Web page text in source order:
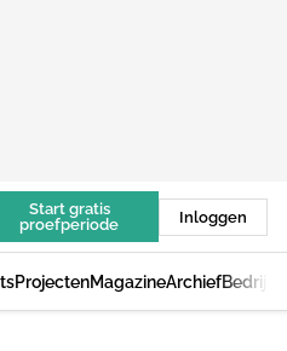
Start gratis
proefperiode
Inloggen
ProjectenMagazineArchief